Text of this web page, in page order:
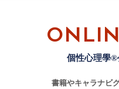
個性心理學®
書籍やキャラナビ